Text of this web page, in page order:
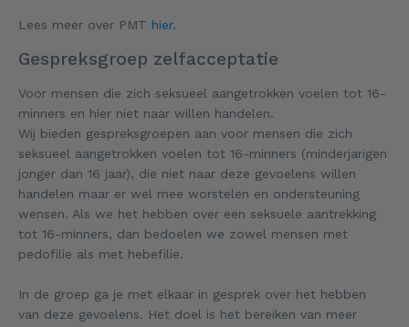
Lees meer over PMT hier.
Gespreksgroep zelfacceptatie
Voor mensen die zich seksueel aangetrokken voelen tot 16-
minners en hier niet naar willen handelen.
Wij bieden gespreksgroepen aan voor mensen die zich
seksueel aangetrokken voelen tot 16-minners (minderjarigen
jonger dan 16 jaar), die niet naar deze gevoelens willen
handelen maar er wel mee worstelen en ondersteuning
wensen. Als we het hebben over een seksuele aantrekking
tot 16-minners, dan bedoelen we zowel mensen met
pedofilie als met hebefilie.
In de groep ga je met elkaar in gesprek over het hebben
van deze gevoelens. Het doel is het bereiken van meer